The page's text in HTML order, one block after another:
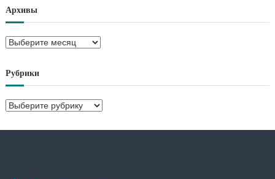
Архивы
А
ы
Рубрики
Р
б